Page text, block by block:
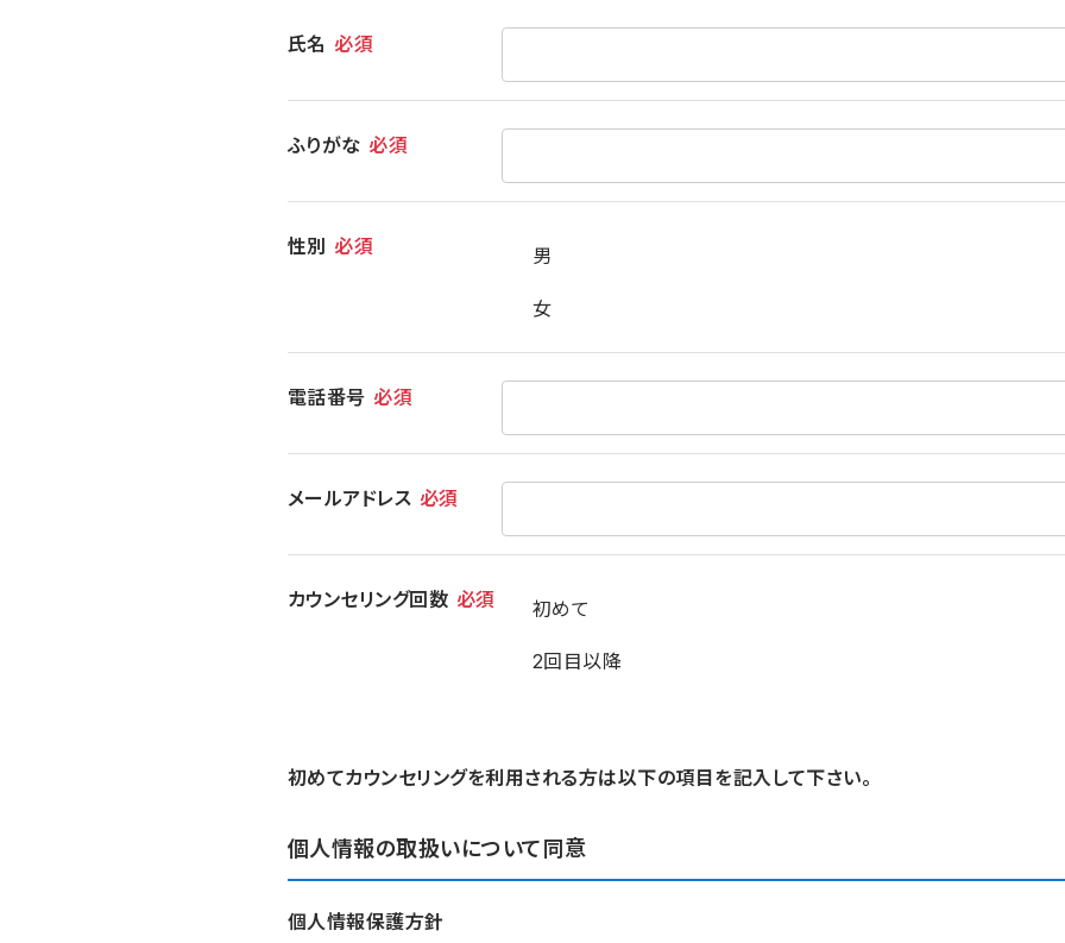
氏名 必須
ふりがな 必須
性別 必須 男
女
電話番号 必須
メールアドレス 必須
カウンセリング回数 必須 初めて
2回目以降
初めてカウンセリングを利用される方は以下の項目を記入して下さい。
個人情報の取扱いについて同意
個人情報保護方針